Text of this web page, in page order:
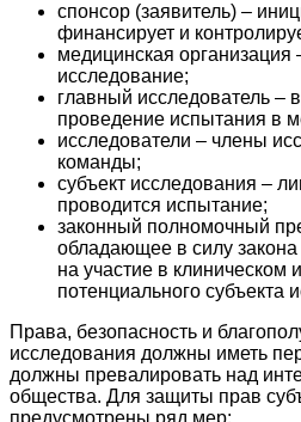
спонсор (заявитель) –
финансирует и
медицинская организация
исследование;
главный исследователь –
проведение испытания в
исследователи – члены
команды;
субъект исследования –
проводится испытание;
законный полномочный
обладающее в силу
на участие в клиническом
потенциального субъекта
Права, безопасность и
исследования должны иметь
должны превалировать над
общества. Для защиты прав